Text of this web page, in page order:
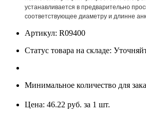
устанавливается в предварительно
соответствующее диаметру и длинне
Артикул: R09400
Статус товара на складе:
Минимальное количество для
Цена: 46.22 руб. за 1 шт.